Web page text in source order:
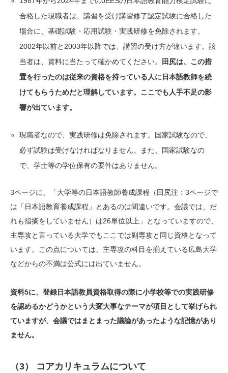
合格した現職者は、講習を受け講習修了認定試験に合格した
場合に、基礎試験・応用試験・実践研修を免除されます。
2002年以前と2003年以降では、講習の受け方が違います。該
当者は、資料に当たって確かめてください。
田尻は、この措
置を行ったのは従来の資格を持っている人に日本語教師を続
けてもらうためだと理解しています。ここでも人手不足の影
響が出ています。
現職者なので、実践研修は免除されます。国家試験なので、
必ず試験は受けなければなりません。また、国家試験なの
で、学士等の学位保有の要件はありません。
3ページに、「大学等の日本語教師養成課程（田尻注：3ページで
は「日本語教育養成課程」とあるのは間違いです。会議では、だ
れも指摘をしていません）は26単位以上」となっていますので、
主専攻と言っている大学でもここでは副専攻と同じ資格となって
います。この点については、主専攻の科目を揃えている広島大学
などからの不満は公式には出ていません。
資料5に、登録日本語教員資格取得の際に小学校等での実践研修
を認めるかどうかという大変大事なテーマが項目として挙げられ
ていますが、会議ではまとまった議論があったような記憶があり
ません。
（3） コアカリキュラムについて